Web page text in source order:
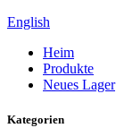
English
Heim
Produkte
Neues Lager
Kategorien